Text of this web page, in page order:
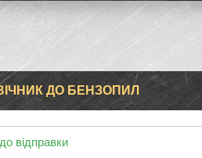
ДО БЕНЗОПИЛ
відправки